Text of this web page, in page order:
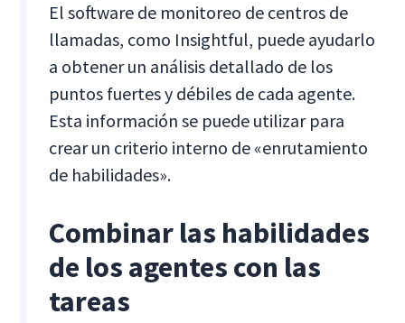
El software de monitoreo de centros de
llamadas, como Insightful, puede ayudarlo
a obtener un análisis detallado de los
puntos fuertes y débiles de cada agente.
Esta información se puede utilizar para
crear un criterio interno de «enrutamiento
de habilidades».
Combinar las habilidades
de los agentes con las
tareas